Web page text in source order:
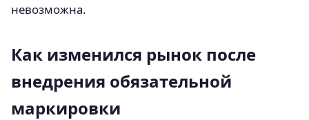
невозможна.
Как изменился рынок после
внедрения обязательной
маркировки